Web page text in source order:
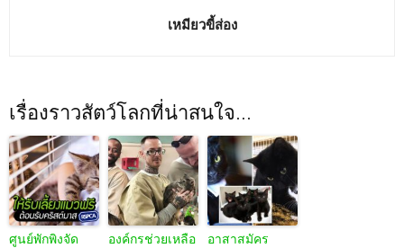
เหมียวขี้ส่อง
เรื่องราวสัตว์โลกที่น่าสนใจ...
ศูนย์พักพิงจัด
องค์กรช่วยเหลือ
อาสาสมัคร